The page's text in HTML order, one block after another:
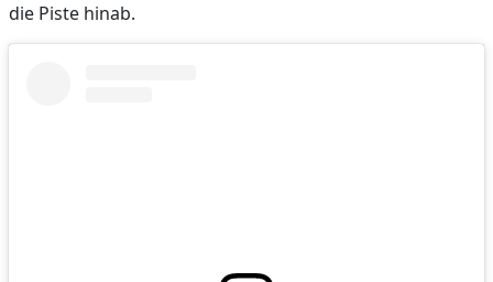
die Piste hinab.